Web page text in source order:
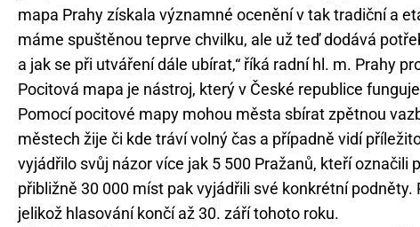
mapa Prahy získala významné ocenění v tak tradiční a
máme spuštěnou teprve chvilku, ale už teď dodává
a jak se při utváření dále ubírat,“ říká radní hl. m. Prahy
Pocitová mapa je nástroj, který v České republice
Pomocí pocitové mapy mohou města sbírat zpětnou
městech žije či kde tráví volný čas a případně vidí
vyjádřilo svůj názor více jak 5 500 Pražanů, kteří
přibližně 30 000 míst pak vyjádřili své konkrétní
jelikož hlasování končí až 30. září tohoto roku.